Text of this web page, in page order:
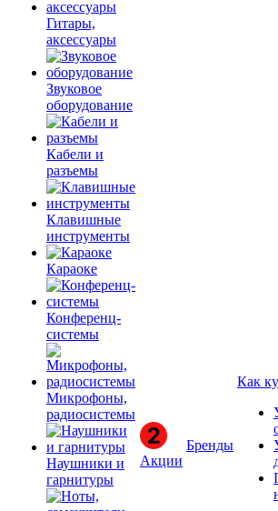
Гитары,
аксессуары
Звуковое
оборудование
Кабели и
разъемы
Клавишные
инструменты
Караоке
Конференц-
системы
Микрофоны,
радиосистемы
Наушники и
гарнитуры
Акции
Бренды
Как